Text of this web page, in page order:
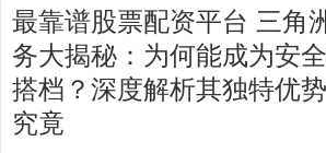
最靠谱股票配资平台 三角
务大揭秘：为何能成为安
搭档？深度解析其独特优
究竟